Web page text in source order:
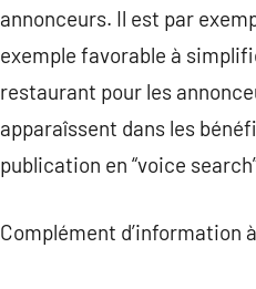
annonceurs. Il est par
exemple favorable à
restaurant pour les
apparaîssent dans les
publication en “voice
Complément d’information